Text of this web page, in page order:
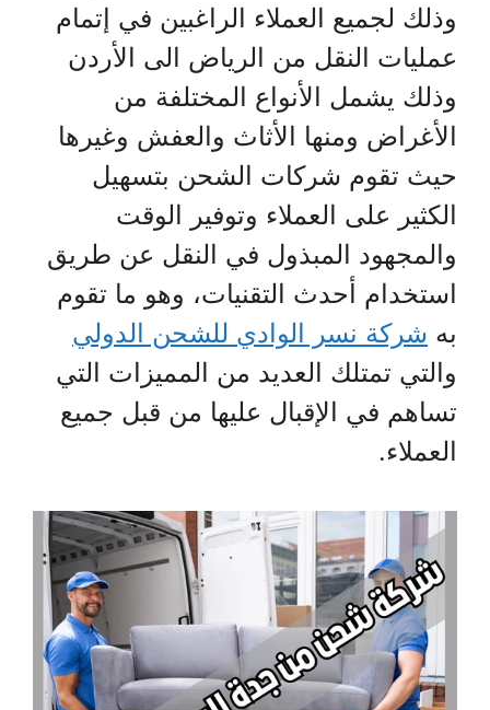
وذلك لجميع العملاء الراغبين في إتمام
عمليات النقل من الرياض الى الأردن
وذلك يشمل الأنواع المختلفة من
الأغراض ومنها الأثاث والعفش وغيرها
حيث تقوم شركات الشحن بتسهيل
الكثير على العملاء وتوفير الوقت
والمجهود المبذول في النقل عن طريق
استخدام أحدث التقنيات، وهو ما تقوم
به شركة نسر الوادي للشحن الدولي
والتي تمتلك العديد من المميزات التي
تساهم في الإقبال عليها من قبل جميع
العملاء.